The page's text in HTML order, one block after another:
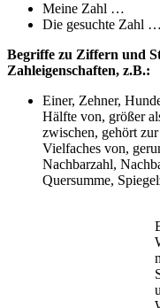
Meine Zahl …
Die gesuchte Zahl …
Begriffe zu Ziffern und
Zahleigenschaften, z.B.:
Einer, Zehner,
Hälfte von, größer
zwischen, gehört
Vielfaches von,
Nachbarzahl,
Quersumme,